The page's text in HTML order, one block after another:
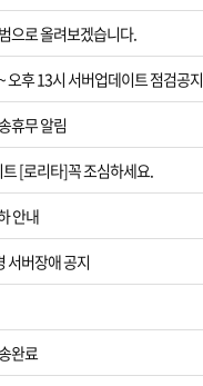
으로 올려보겠습니다.
후 13시 서버업데이트 점검공지
휴무 알림
[로리타]꼭 조심하세요.
안내
서버장애 공지
완료